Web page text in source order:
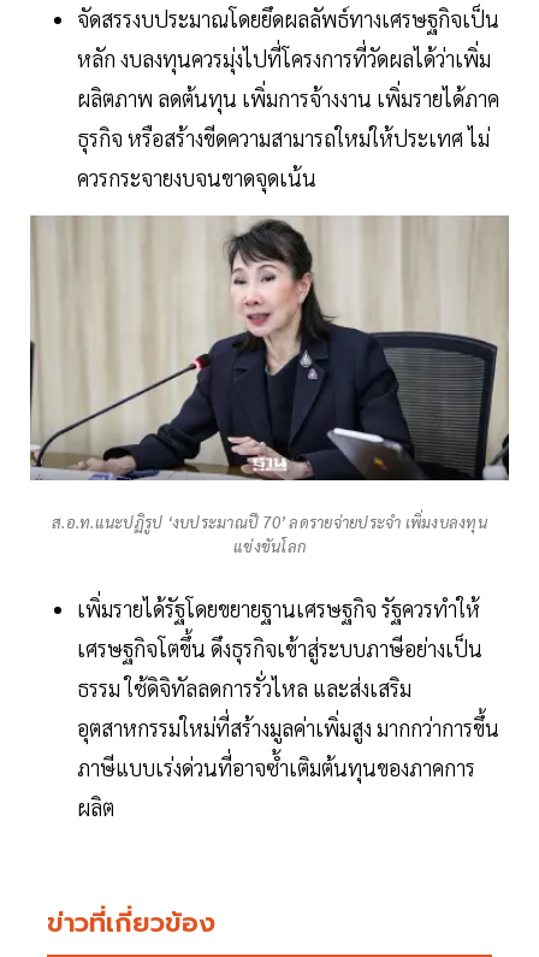
จัดสรรงบประมาณโดยยึดผลลัพธ์ทางเศรษฐกิจเป็น
หลัก งบลงทุนควรมุ่งไปที่โครงการที่วัดผลได้ว่าเพิ่ม
ผลิตภาพ ลดต้นทุน เพิ่มการจ้างงาน เพิ่มรายได้ภาค
ธุรกิจ หรือสร้างขีดความสามารถใหม่ให้ประเทศ ไม่
ควรกระจายงบจนขาดจุดเน้น
ส.อ.ท.แนะปฏิรูป ‘งบประมาณปี 70’ ลดรายจ่ายประจำ เพิ่มงบลงทุน
แข่งขันโลก
เพิ่มรายได้รัฐโดยขยายฐานเศรษฐกิจ รัฐควรทำให้
เศรษฐกิจโตขึ้น ดึงธุรกิจเข้าสู่ระบบภาษีอย่างเป็น
ธรรม ใช้ดิจิทัลลดการรั่วไหล และส่งเสริม
อุตสาหกรรมใหม่ที่สร้างมูลค่าเพิ่มสูง มากกว่าการขึ้น
ภาษีแบบเร่งด่วนที่อาจซ้ำเติมต้นทุนของภาคการ
ผลิต
ข่าวที่เกี่ยวข้อง